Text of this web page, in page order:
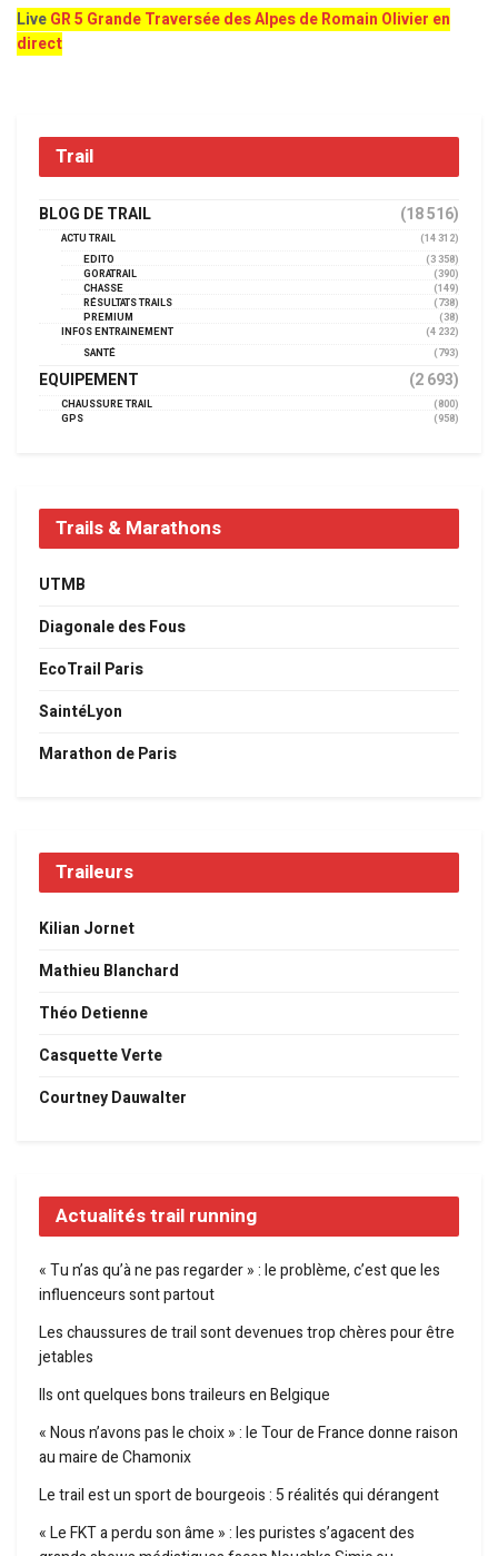
LiveGR 5 Grande Traversée des Alpes de Romain Olivier en
direct
Trail
BLOG DE TRAIL (18 516)
ACTU TRAIL
(14 312)
EDITO
(3 358)
GORATRAIL
(390)
CHASSE
(149)
RÉSULTATS TRAILS
(738)
PREMIUM
(38)
INFOS ENTRAINEMENT
(4 232)
SANTÉ
(793)
EQUIPEMENT (2 693)
CHAUSSURE TRAIL
(800)
GPS
(958)
Trails & Marathons
UTMB
Diagonale des Fous
EcoTrail Paris
SaintéLyon
Marathon de Paris
Traileurs
Kilian Jornet
Mathieu Blanchard
Théo Detienne
Casquette Verte
Courtney Dauwalter
Actualités trail running
« Tu n’as qu’à ne pas regarder » : le problème, c’est que les
influenceurs sont partout
Les chaussures de trail sont devenues trop chères pour être
jetables
Ils ont quelques bons traileurs en Belgique
« Nous n’avons pas le choix » : le Tour de France donne raison
au maire de Chamonix
Le trail est un sport de bourgeois : 5 réalités qui dérangent
« Le FKT a perdu son âme » : les puristes s’agacent des